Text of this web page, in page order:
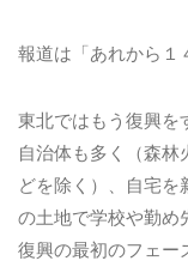
報道は「あれから１
東北ではもう復興を
自治体も多く（森
どを除く）、自宅
の土地で学校や勤め
復興の最初のフェー